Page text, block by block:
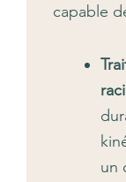
capable
un